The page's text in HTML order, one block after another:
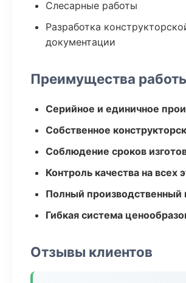
Слесарные работы
Разработка
документации
Преимущества
Серийное и единичное
Собственное
Соблюдение сроков
Контроль качества на всех
Полный производственный
Гибкая система
Отзывы клиентов